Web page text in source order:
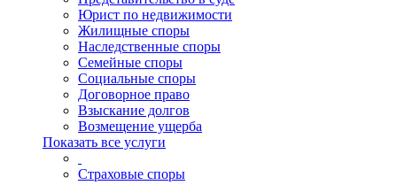
Юрист по недвижимости
Жилищные споры
Наследственные споры
Семейные споры
Социальные споры
Договорное право
Взыскание долгов
Возмещение ущерба
Показать все услуги
Страховые споры